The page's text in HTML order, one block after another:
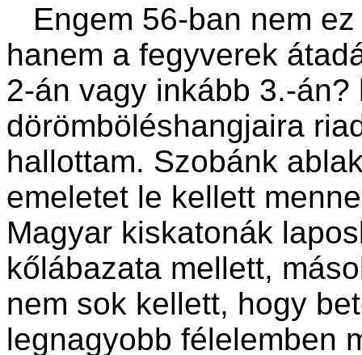
Engem 56-ban nem
hanem a fegyverek
2-án vagy inkább 3.-
dörömböléshangjaira
hallottam. Szobánk
emeletet le kellett
Magyar kiskatonák
kőlábazata mellett,
nem sok kellett, hogy
legnagyobb félelemben